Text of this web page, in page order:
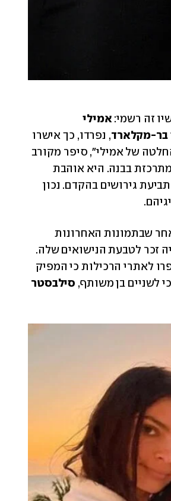
זה רשמי:
אמילי
בר-מקלארד
להיות אמא". אותו מקורב הוסיף כי רטאייקאוסקי מתכננת להגיש תביעת גירושים בהקדם. נכון
שמועות סביב הפרידה של הדוגמנית ובעלה החלו בשבוע שעבר לאחר שבתמונות האחרונות
לשניים בן משותף, סילבסטר